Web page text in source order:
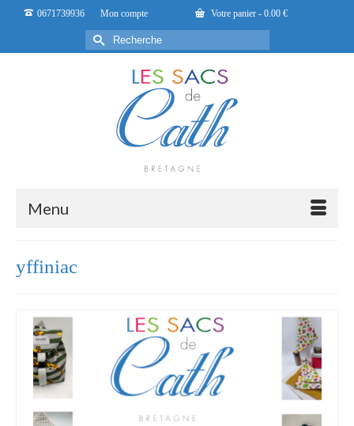
0671739936 Mon compte Votre panier - 0.00 €
Rechercher :
Menu
yffiniac